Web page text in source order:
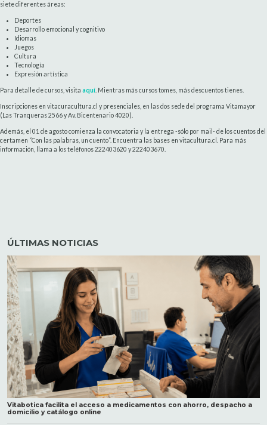
siete diferentes áreas:
Deportes
Desarrollo emocional y cognitivo
Idiomas
Juegos
Cultura
Tecnología
Expresión artística
Para detalle de cursos, visita aquí . Mientras más cursos tomes, más descuentos tienes.
Inscripciones en vitacuracultura.cl y presenciales, en las dos sede del programa Vitamayor
(Las Tranqueras 2566 y Av. Bicentenario 4020).
Además, el 01 de agosto comienza la convocatoria y la entrega -sólo por mail- de los cuentos del
certamen “Con las palabras, un cuento”. Encuentra las bases en vitacultura.cl. Para más
información, llama a los teléfonos 222403620 y 222403670.
ÚLTIMAS NOTICIAS
Vitabotica facilita el acceso a medicamentos con ahorro, despacho a
domicilio y catálogo online